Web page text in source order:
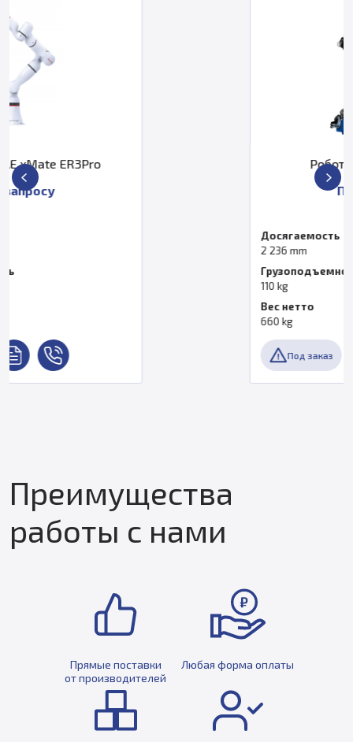
Преимущества
работы с нами
Прямые поставки
от производителей
Любая форма оплаты